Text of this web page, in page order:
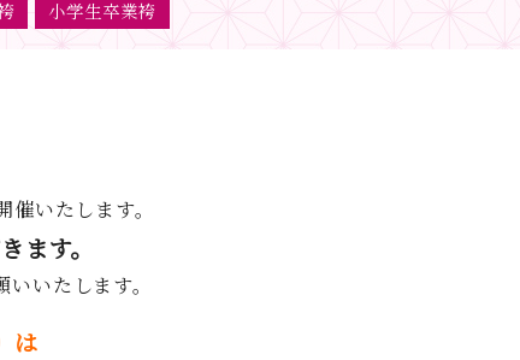
小学生卒業袴
いたします。
ます。
いたします。
は